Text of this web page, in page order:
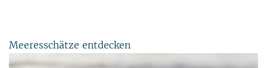
Meeresschätze entdecken